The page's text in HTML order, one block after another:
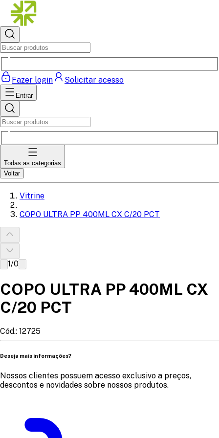
Fazer login Solicitar acesso
Entrar
Todas as categorias
Voltar
Vitrine
COPO ULTRA PP 400ML CX C/20 PCT
1/0
COPO ULTRA PP 400ML CX
C/20 PCT
Cód.: 12725
Deseja mais informações?
Nossos clientes possuem acesso exclusivo a preços,
descontos e novidades sobre nossos produtos.